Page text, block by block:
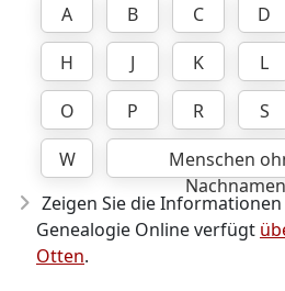
A
B C D
H
J K L
O
P R S
W
Menschen
Nachnamen
Zeigen Sie die
Genealogie Online verfügt
Otten.